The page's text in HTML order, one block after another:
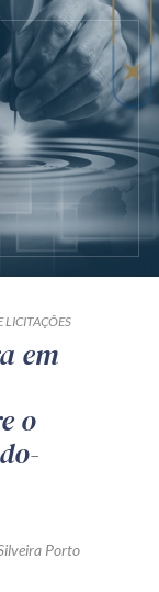
LICITAÇÕES
em
o
Porto